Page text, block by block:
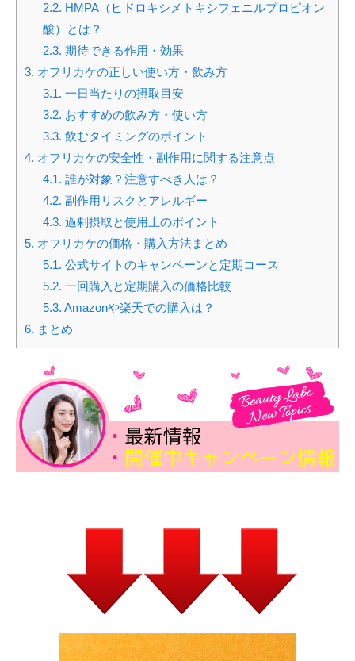
2.2. HMPA（ヒドロキシメトキシフェニルプロピオン
酸）とは？
2.3. 期待できる作用・効果
3. オフリカケの正しい使い方・飲み方
3.1. 一日当たりの摂取目安
3.2. おすすめの飲み方・使い方
3.3. 飲むタイミングのポイント
4. オフリカケの安全性・副作用に関する注意点
4.1. 誰が対象？注意すべき人は？
4.2. 副作用リスクとアレルギー
4.3. 過剰摂取と使用上のポイント
5. オフリカケの価格・購入方法まとめ
5.1. 公式サイトのキャンペーンと定期コース
5.2. 一回購入と定期購入の価格比較
5.3. Amazonや楽天での購入は？
6. まとめ